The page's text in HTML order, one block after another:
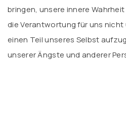
bringen, unsere innere
die Verantwortung für uns
einen Teil unseres Selbst
unserer Ängste und anderer